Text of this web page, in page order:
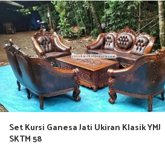
Set Kursi Ganesa Jati Ukiran Klasik YMJ
SKTM 58